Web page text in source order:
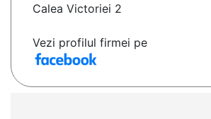
Calea Victoriei 2
Vezi profilul firmei pe